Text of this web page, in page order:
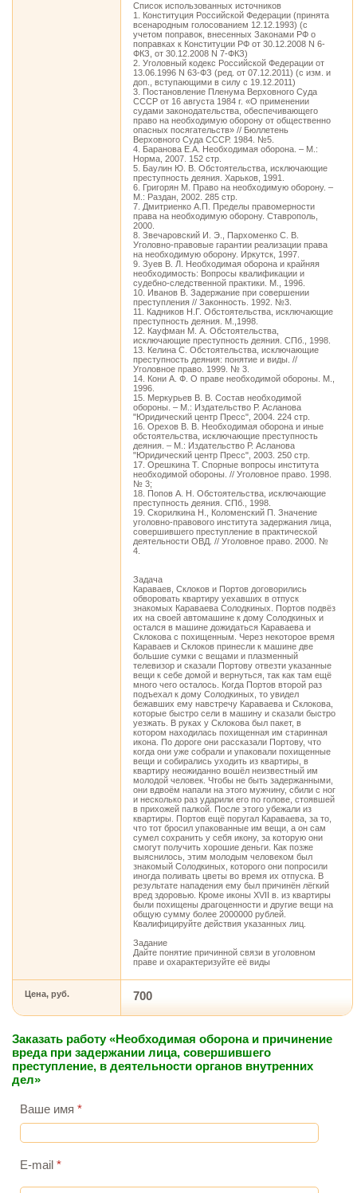
Список использованных источников
1. Конституция Российской Федерации (принята
всенародным голосованием 12.12.1993) (с
учетом поправок, внесенных Законами РФ о
поправках к Конституции РФ от 30.12.2008 N 6-
ФКЗ, от 30.12.2008 N 7-ФКЗ)
2. Уголовный кодекс Российской Федерации от
13.06.1996 N 63-ФЗ (ред. от 07.12.2011) (с изм. и
доп., вступающими в силу с 19.12.2011)
3. Постановление Пленума Верховного Суда
СССР от 16 августа 1984 г. «О применении
судами законодательства, обеспечивающего
право на необходимую оборону от общественно
опасных посягательств» // Бюллетень
Верховного Суда СССР. 1984. №5.
4. Баранова Е.А. Необходимая оборона. – М.:
Норма, 2007. 152 стр.
5. Баулин Ю. В. Обстоятельства, исключающие
преступность деяния. Харьков, 1991.
6. Григорян М. Право на необходимую оборону. –
М.: Раздан, 2002. 285 стр.
7. Дмитриенко А.П. Пределы правомерности
права на необходимую оборону. Ставрополь,
2000.
8. Звечаровский И. Э., Пархоменко С. В.
Уголовно-правовые гарантии реализации права
на необходимую оборону. Иркутск, 1997.
9. Зуев В. Л. Необходимая оборона и крайняя
необходимость: Вопросы квалификации и
судебно-следственной практики. М., 1996.
10. Иванов В. Задержание при совершении
преступления // Законность. 1992. №3.
11. Кадников Н.Г. Обстоятельства, исключающие
преступность деяния. М.,1998.
12. Кауфман М. А. Обстоятельства,
исключающие преступность деяния. СПб., 1998.
13. Келина С. Обстоятельства, исключающие
преступность деяния: понятие и виды. //
Уголовное право. 1999. № 3.
14. Кони А. Ф. О праве необходимой обороны. М.,
1996.
15. Меркурьев В. В. Состав необходимой
обороны. – М.: Издательство Р. Асланова
"Юридический центр Пресс", 2004. 224 стр.
16. Орехов В. В. Необходимая оборона и иные
обстоятельства, исключающие преступность
деяния. – М.: Издательство Р. Асланова
"Юридический центр Пресс", 2003. 250 стр.
17. Орешкина Т. Спорные вопросы института
необходимой обороны. // Уголовное право. 1998.
№ 3;
18. Попов А. Н. Обстоятельства, исключающие
преступность деяния. СПб., 1998.
19. Скорилкина Н., Коломенский П. Значение
уголовно-правового института задержания лица,
совершившего преступление в практической
деятельности ОВД. // Уголовное право. 2000. №
4.
Задача
Караваев, Склоков и Портов договорились
обворовать квартиру уехавших в отпуск
знакомых Караваева Солодкиных. Портов подвёз
их на своей автомашине к дому Солодкиных и
остался в машине дожидаться Караваева и
Склокова с похищенным. Через некоторое время
Караваев и Склоков принесли к машине две
большие сумки с вещами и плазменный
телевизор и сказали Портову отвезти указанные
вещи к себе домой и вернуться, так как там ещё
много чего осталось. Когда Портов второй раз
подъехал к дому Солодкиных, то увидел
бежавших ему навстречу Караваева и Склокова,
которые быстро сели в машину и сказали быстро
уезжать. В руках у Склокова был пакет, в
котором находилась похищенная им старинная
икона. По дороге они рассказали Портову, что
когда они уже собрали и упаковали похищенные
вещи и собирались уходить из квартиры, в
квартиру неожиданно вошёл неизвестный им
молодой человек. Чтобы не быть задержанными,
они вдвоём напали на этого мужчину, сбили с ног
и несколько раз ударили его по голове, стоявшей
в прихожей палкой. После этого убежали из
квартиры. Портов ещё поругал Караваева, за то,
что тот бросил упакованные им вещи, а он сам
сумел сохранить у себя икону, за которую они
смогут получить хорошие деньги. Как позже
выяснилось, этим молодым человеком был
знакомый Солодкиных, которого они попросили
иногда поливать цветы во время их отпуска. В
результате нападения ему был причинён лёгкий
вред здоровью. Кроме иконы XVII в. из квартиры
были похищены драгоценности и другие вещи на
общую сумму более 2000000 рублей.
Квалифицируйте действия указанных лиц.
Задание
Дайте понятие причинной связи в уголовном
праве и охарактеризуйте её виды
Цена, руб. 700
Заказать работу «Необходимая оборона и причинение
вреда при задержании лица, совершившего
преступление, в деятельности органов внутренних
дел»
Ваше имя *
E-mail *